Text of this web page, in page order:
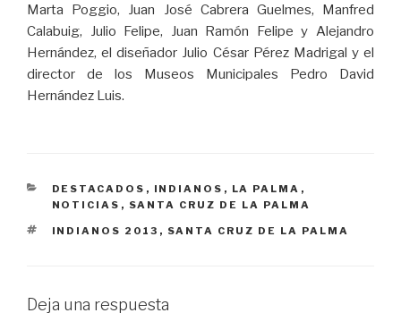
Marta Poggio, Juan José Cabrera Guelmes, Manfred
Calabuig, Julio Felipe, Juan Ramón Felipe y Alejandro
Hernández, el diseñador Julio César Pérez Madrigal y el
director de los Museos Municipales Pedro David
Hernández Luis.
CATEGORÍAS
DESTACADOS , INDIANOS , LA PALMA ,
NOTICIAS , SANTA CRUZ DE LA PALMA
ETIQUETAS
INDIANOS 2013 , SANTA CRUZ DE LA PALMA
Deja una respuesta